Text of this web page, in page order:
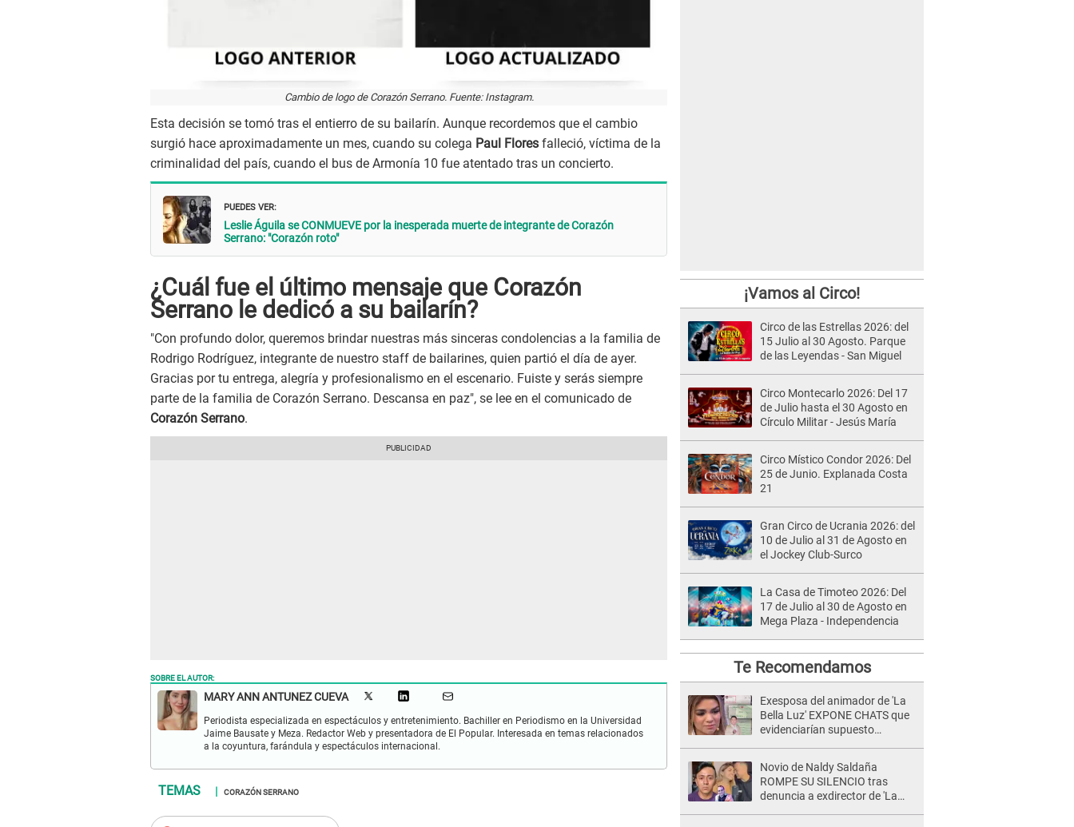
Cambio de logo de Corazón Serrano. Fuente: Instagram.
Esta decisión se tomó tras el entierro de su bailarín. Aunque recordemos que el cambio
surgió hace aproximadamente un mes, cuando su colega Paul Flores falleció, víctima de la
criminalidad del país, cuando el bus de Armonía 10 fue atentado tras un concierto.
PUEDES VER:
Leslie Águila se CONMUEVE por la inesperada muerte de integrante de Corazón
Serrano: "Corazón roto"
¿Cuál fue el último mensaje que Corazón
Serrano le dedicó a su bailarín?
"Con profundo dolor, queremos brindar nuestras más sinceras condolencias a la familia de
Rodrigo Rodríguez, integrante de nuestro staff de bailarines, quien partió el día de ayer.
Gracias por tu entrega, alegría y profesionalismo en el escenario. Fuiste y serás siempre
parte de la familia de Corazón Serrano. Descansa en paz", se lee en el comunicado de
Corazón Serrano.
SOBRE EL AUTOR:
MARY ANN ANTUNEZ CUEVA
Periodista especializada en espectáculos y entretenimiento. Bachiller en Periodismo en la Universidad
Jaime Bausate y Meza. Redactor Web y presentadora de El Popular. Interesada en temas relacionados
a la coyuntura, farándula y espectáculos internacional.
CORAZÓN SERRANO
¡Vamos al Circo!
Circo de las Estrellas 2026: del
15 Julio al 30 Agosto. Parque
de las Leyendas - San Miguel
Circo Montecarlo 2026: Del 17
de Julio hasta el 30 Agosto en
Círculo Militar - Jesús María
Circo Místico Condor 2026: Del
25 de Junio. Explanada Costa
21
Gran Circo de Ucrania 2026: del
10 de Julio al 31 de Agosto en
el Jockey Club-Surco
La Casa de Timoteo 2026: Del
17 de Julio al 30 de Agosto en
Mega Plaza - Independencia
Te Recomendamos
Exesposa del animador de 'La
Bella Luz' EXPONE CHATS que
evidenciarían supuesto
Novio de Naldy Saldaña
ROMPE SU SILENCIO tras
denuncia a exdirector de 'La